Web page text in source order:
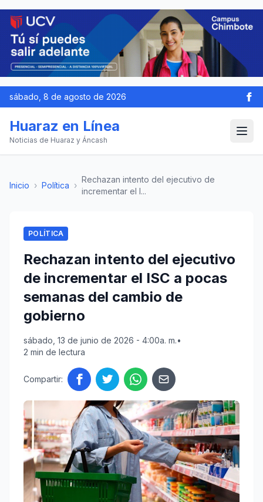
sábado, 8 de agosto de 2026
Huaraz en Línea
Noticias de Huaraz y Áncash
Inicio › Política ›
Rechazan intento del ejecutivo de
incrementar el I...
POLÍTICA
Rechazan intento del ejecutivo
de incrementar el ISC a pocas
semanas del cambio de
gobierno
sábado, 13 de junio de 2026 - 4:00a. m.•
2 min de lectura
Compartir: